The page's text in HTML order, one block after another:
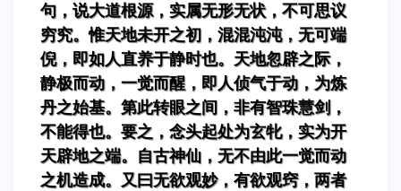
句，说大道根源，实属无形无状，不可思议
穷究。惟天地未开之初，混混沌沌，无可端
倪，即如人直养于静时也。天地忽辟之际，
静极而动，一觉而醒，即人侦气于动，为炼
丹之始基。第此转眼之间，非有智珠慧剑，
不能得也。要之，念头起处为玄牝，实为开
天辟地之端。自古神仙，无不由此一觉而动
之机造成。又曰无欲观妙，有欲观窍，两者